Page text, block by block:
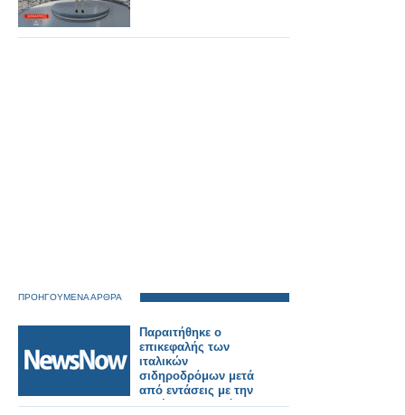
ΠΡΟΗΓΟΥΜΕΝΑ ΑΡΘΡΑ
Παραιτήθηκε ο
επικεφαλής των
ιταλικών
σιδηροδρόμων μετά
από εντάσεις με την
κυβέρνηση Μελόνι.